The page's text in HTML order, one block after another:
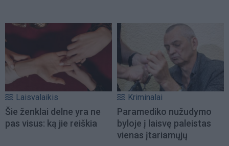
Laisvalaikis
Šie ženklai delne yra ne
pas visus: ką jie reiškia
Kriminalai
Paramediko nužudymo
byloje į laisvę paleistas
vienas įtariamųjų